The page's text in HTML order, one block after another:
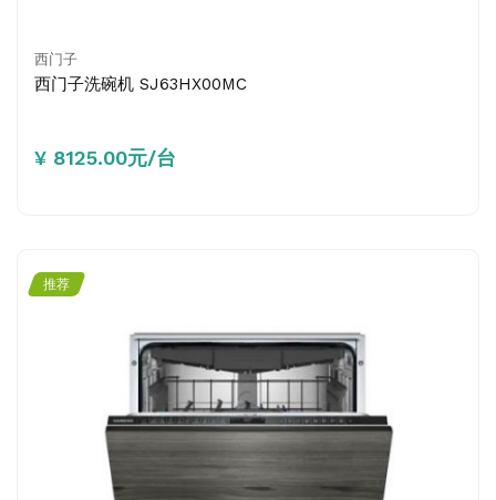
西门子
西门子洗碗机 SJ63HX00MC
¥ 8125.00元/台
推荐